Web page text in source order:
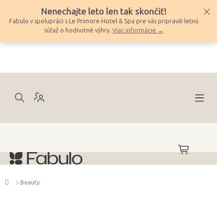
obsah
Nenechajte leto len tak skončiť!
Fabulo v spolupráci s Le Primore Hotel & Spa pre vás pripravili letnú
súťaž o hodnotné výhry. Viac informácie →
NÁKUPNÝ
KOŠÍK
Domov
Beauty